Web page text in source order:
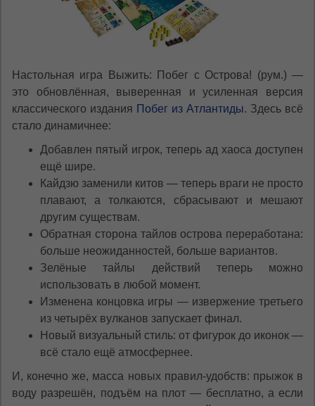
Настольная игра Выжить: Побег с Острова! (рум.) —
это обновлённая, выверенная и усиленная версия
классического издания Побег из Атлантиды. Здесь всё
стало динамичнее:
Добавлен пятый игрок, теперь ад хаоса доступен
ещё шире.
Кайдзю заменили китов — теперь враги не просто
плавают, а толкаются, сбрасывают и мешают
другим существам.
Обратная сторона тайлов острова переработана:
больше неожиданностей, больше вариантов.
Зелёные тайлы действий теперь можно
использовать в любой момент.
Изменена концовка игры — извержение третьего
из четырёх вулканов запускает финал.
Новый визуальный стиль: от фигурок до иконок —
всё стало ещё атмосфернее.
И, конечно же, масса новых правил-удобств: прыжок в
воду разрешён, подъём на плот — бесплатно, а если